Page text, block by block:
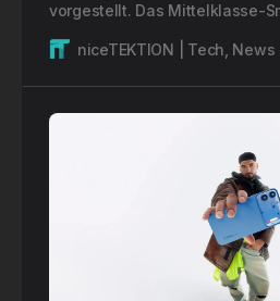
vorgestellt. Das Mittelklasse-
Snapshot und Call Recording
niceTEKTION | Tech, News